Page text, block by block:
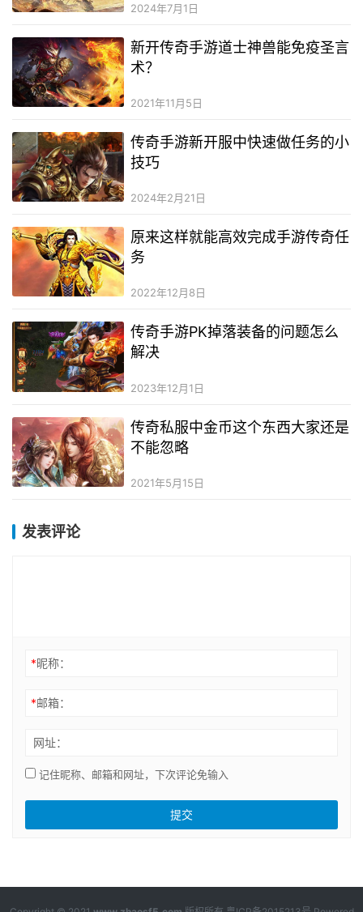
2024年7月1日
新开传奇手游道士神兽能免疫圣言
术？
2021年11月5日
传奇手游新开服中快速做任务的小
技巧
2024年2月21日
原来这样就能高效完成手游传奇任
务
2022年12月8日
传奇手游PK掉落装备的问题怎么
解决
2023年12月1日
传奇私服中金币这个东西大家还是
不能忽略
2021年5月15日
发表评论
*昵称：
*邮箱：
网址：
记住昵称、邮箱和网址，下次评论免输入